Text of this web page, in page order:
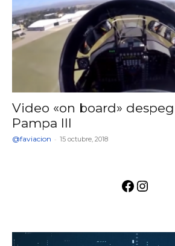
Video «on board»
Pampa III
@faviacion - 15 octubre, 2018
Facebook